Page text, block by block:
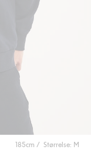
185cm / Størrelse: M